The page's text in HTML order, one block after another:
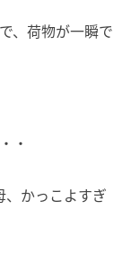
、荷物が一瞬で
・
、かっこよすぎ